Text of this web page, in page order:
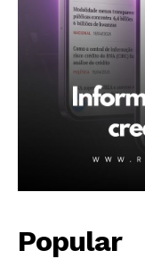
Sobre nós
Diretrizes
Política de
Contactos
Planos de
Minha conta
Popular